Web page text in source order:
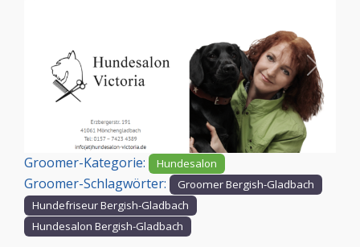
Vorheriges
Groomer-Kategorie: Hundesalon
Groomer-Schlagwörter:
Groomer Bergish-Gladbach
Hundefriseur Bergish-Gladbach
Hundesalon Bergish-Gladbach